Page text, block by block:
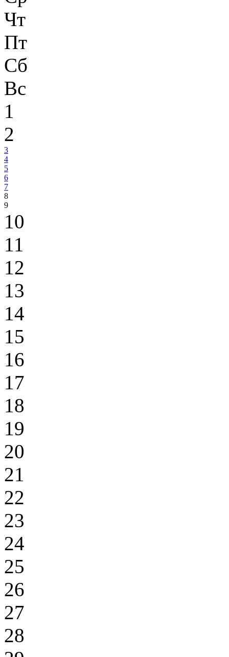
Чт
Пт
Сб
Вс
1
2
3
4
5
6
7
8
9
10
11
12
13
14
15
16
17
18
19
20
21
22
23
24
25
26
27
28